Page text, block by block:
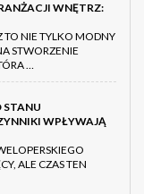
WNĘTRZ:
TO NIE TYLKO MODNY
STWORZENIE
…
STANU
WPŁYWAJĄ
ALE CZAS TEN